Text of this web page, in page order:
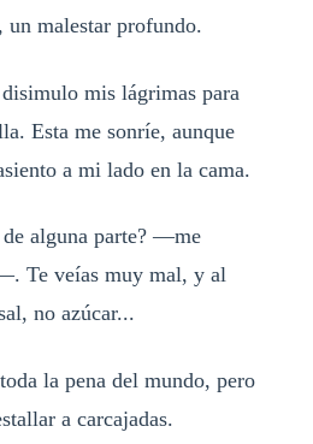
un malestar profundo.
mis lágrimas para
Esta me sonríe, aunque
a mi lado en la cama.
alguna parte? —me
Te veías muy mal, y al
no azúcar...
la pena del mundo, pero
a carcajadas.